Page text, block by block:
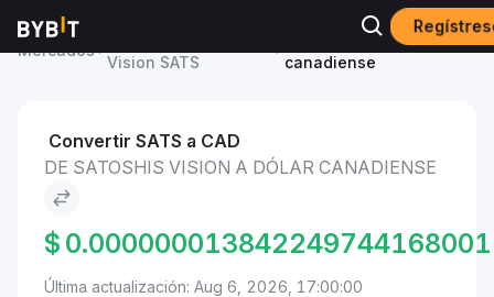
Mercados
Vision SATS
Satoshis Vision to Dólar
canadiense
Convertir SATS a CAD
DE SATOSHIS VISION A DÓLAR CANADIENSE
$ 0.000000013842249744168001
Última actualización: Aug 6, 2026, 17:00:00